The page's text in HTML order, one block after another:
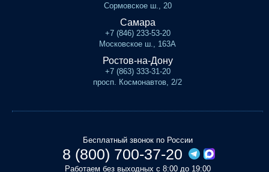
Сормовское ш., 20
Самара
+7 (846) 233-53-20
Московское ш., 163А
Ростов-на-Дону
+7 (863) 333-31-20
просп. Космонавтов, 2/2
Бесплатный звонок по России
8 (800) 700-37-20
Работаем без выходных с 8:00 до 19:00